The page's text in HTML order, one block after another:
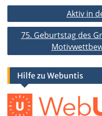
Beitragsnavigation
Aktiv in
75. Geburtstag des
Hilfe zu Webuntis